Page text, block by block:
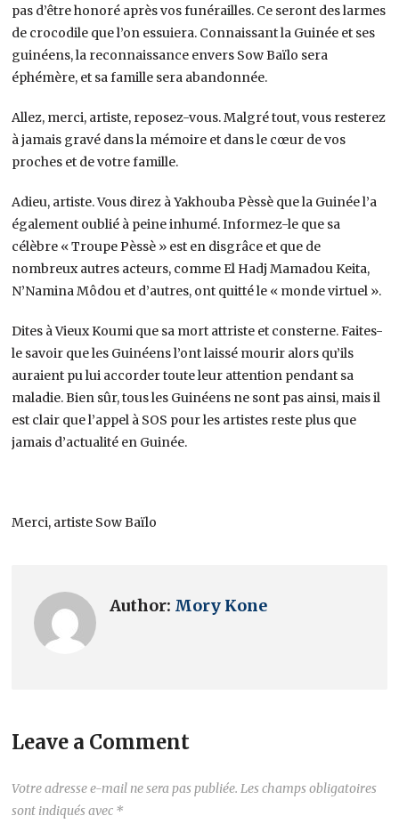
pas d’être honoré après vos funérailles. Ce seront des larmes
de crocodile que l’on essuiera. Connaissant la Guinée et ses
guinéens, la reconnaissance envers Sow Baïlo sera
éphémère, et sa famille sera abandonnée.
Allez, merci, artiste, reposez-vous. Malgré tout, vous resterez
à jamais gravé dans la mémoire et dans le cœur de vos
proches et de votre famille.
Adieu, artiste. Vous direz à Yakhouba Pèssè que la Guinée l’a
également oublié à peine inhumé. Informez-le que sa
célèbre « Troupe Pèssè » est en disgrâce et que de
nombreux autres acteurs, comme El Hadj Mamadou Keita,
N’Namina Môdou et d’autres, ont quitté le « monde virtuel ».
Dites à Vieux Koumi que sa mort attriste et consterne. Faites-
le savoir que les Guinéens l’ont laissé mourir alors qu’ils
auraient pu lui accorder toute leur attention pendant sa
maladie. Bien sûr, tous les Guinéens ne sont pas ainsi, mais il
est clair que l’appel à SOS pour les artistes reste plus que
jamais d’actualité en Guinée.
Merci, artiste Sow Baïlo
Author: Mory Kone
Leave a Comment
Votre adresse e-mail ne sera pas publiée. Les champs obligatoires
sont indiqués avec *